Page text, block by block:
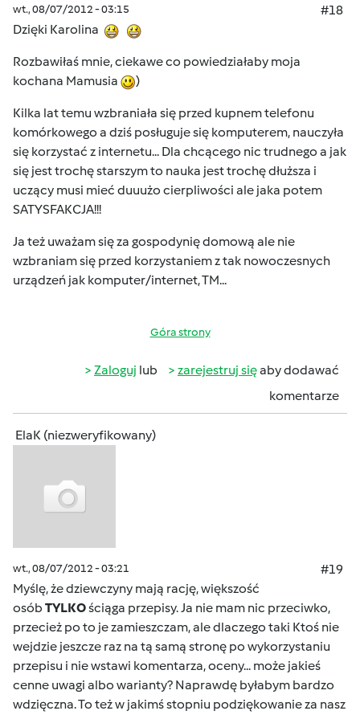
wt., 08/07/2012 - 03:15
#18
Dzięki Karolina
Rozbawiłaś mnie, ciekawe co powiedziałaby moja
kochana Mamusia
)
Kilka lat temu wzbraniała się przed kupnem telefonu
komórkowego a dziś posługuje się komputerem, nauczyła
się korzystać z internetu... Dla chcącego nic trudnego a jak
się jest trochę starszym to nauka jest trochę dłuższa i
uczący musi mieć duuużo cierpliwości ale jaka potem
SATYSFAKCJA!!!
Ja też uważam się za gospodynię domową ale nie
wzbraniam się przed korzystaniem z tak nowoczesnych
urządzeń jak komputer/internet, TM...
Góra strony
Zaloguj lub zarejestruj sięaby dodawać
komentarze
ElaK (niezweryfikowany)
wt., 08/07/2012 - 03:21
#19
Myślę, że dziewczyny mają rację, większość
osób TYLKOściąga przepisy. Ja nie mam nic przeciwko,
przecież po to je zamieszczam, ale dlaczego taki Ktoś nie
wejdzie jeszcze raz na tą samą stronę po wykorzystaniu
przepisu i nie wstawi komentarza, oceny... może jakieś
cenne uwagi albo warianty? Naprawdę byłabym bardzo
wdzięczna. To też w jakimś stopniu podziękowanie za nasz